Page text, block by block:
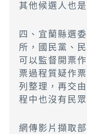
其他候選人也是
四、宜蘭縣選
所，國民黨、
可以監督開票作
票過程質疑作
列整理，再交
程中也沒有民
網傳影片擷取